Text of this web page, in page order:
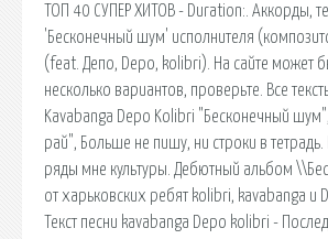
ТОП 40 СУПЕР ХИТОВ - Duration:. Аккорды,
'Бесконечный шум' исполнителя
(feat. Депо, Depo, kolibri). На сайте может
несколько вариантов, проверьте. Все
Kavabanga Depo Kolibri "Бесконечный
рай", Больше не пишу, ни строки в
ряды мне культуры. Дебютный альбом
от харьковских ребят kolibri, kavabanga и
Текст песни kavabanga Depo kolibri -